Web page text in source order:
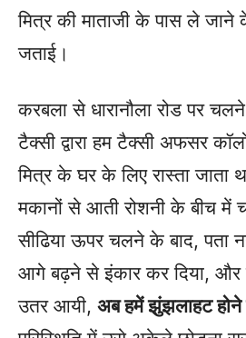
मित्र की माताजी के पास ले जाने
जताई।
करबला से धारानौला रोड पर
टैक्सी द्वारा हम टैक्सी अफसर
मित्र के घर के लिए रास्ता
मकानों से आती रोशनी के बीच में
सीढिया ऊपर चलने के बाद, पता
आगे बढ़ने से इंकार कर दिया, और
उतर आयी, अब हमें झुंझलाहट होने